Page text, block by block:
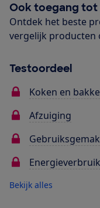
Ook toegang tot
Ontdek het beste
vergelijk producten
Testoordeel
Koken en
Afzuiging
Gebruiksgemak
Energieverbruik
Bekijk alles